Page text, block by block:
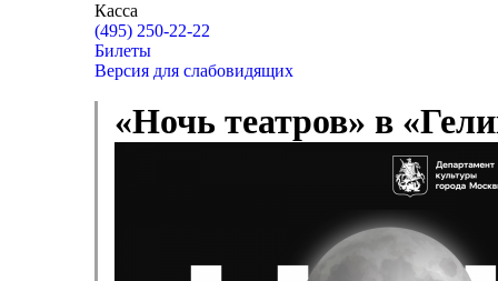
Касса
(495) 250-22-22
Билеты
Версия для слабовидящих
«Ночь театров» в